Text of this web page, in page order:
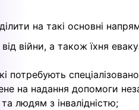
на такі основні
війни, а також їхня
на надання допомоги
та людям з інвалідністю;